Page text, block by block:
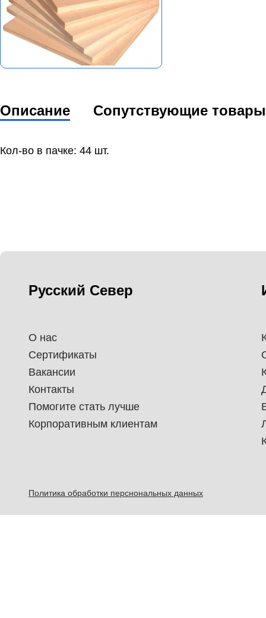
Описание Сопутствующие товары
Кол-во в пачке: 44 шт.
Русский Север
О нас
Сертификаты
Вакансии
Контакты
Помогите стать лучше
Корпоративным клиентам
Политика обработки перснональных данных